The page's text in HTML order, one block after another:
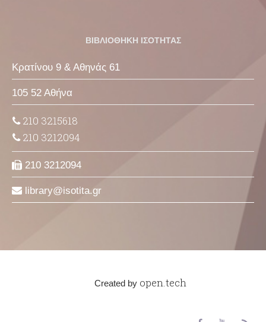
ΒΙΒΛΙΟΘΗΚΗ ΙΣΟΤΗΤΑΣ
Κρατίνου 9 & Αθηνάς 61
105 52 Αθήνα
210 3215618
210 3212094
210 3212094
library isotita gr
Created by open.tech